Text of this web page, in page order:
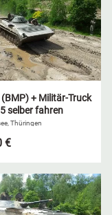
+ Militär-Truck
selber fahren
Thüringen
€